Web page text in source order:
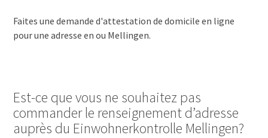
Faites une demande d'attestation de domicile en ligne
pour une adresse en ou Mellingen.
Est-ce que vous ne souhaitez pas
commander le renseignement d’adresse
auprès du Einwohnerkontrolle Mellingen?